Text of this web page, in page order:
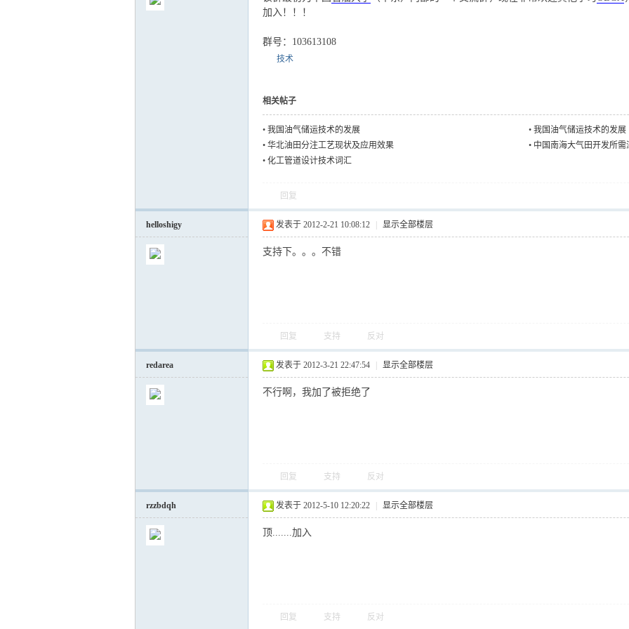
加入！！！
群号：103613108
技术
相关帖子
• 我国油气储运技术的发展 • 我国油气储运技术的发展
• 华北油田分注工艺现状及应用效果 • 中国南海大气田开发所需
• 化工管道设计技术词汇
回复
helloshigy 发表于 2012-2-21 10:08:12 显示全部楼层
支持下。。。不错
回复 支持 反对
redarea 发表于 2012-3-21 22:47:54 显示全部楼层
不行啊，我加了被拒绝了
回复 支持 反对
rzzbdqh 发表于 2012-5-10 12:20:22 显示全部楼层
顶.......加入
回复 支持 反对